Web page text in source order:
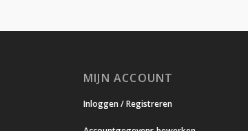
MIJN ACCOUNT
Inloggen / Registreren